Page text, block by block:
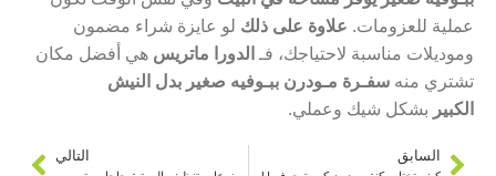
عملية للعزومات. علاوة على ذلك لو عايزة شراء مضمون
وموديلات مناسبة لاحتياجك، فـ الدورا ماتريس هي أفضل مكان
تشتري منه سفـرة مـودرن ببـوفيه صغير بدل النيش
الكبير بشكل شيك وعملي.
السابق التالي